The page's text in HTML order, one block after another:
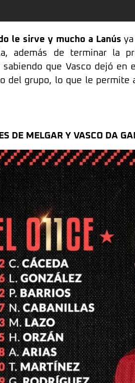
le sirve y mucho a Lanús
además de terminar la
sabiendo que Vasco dejó en
del grupo, lo que le permite
DE MELGAR Y VASCO DA